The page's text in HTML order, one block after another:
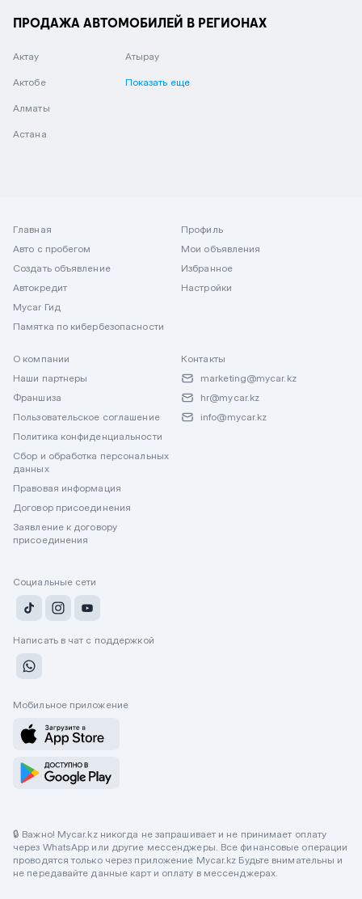
ПРОДАЖА АВТОМОБИЛЕЙ В РЕГИОНАХ
Актау
Актобе
Алматы
Астана
Атырау
Показать еще
Главная
Авто с пробегом
Создать объявление
Автокредит
Mycar Гид
Памятка по кибербезопасности
Профиль
Мои объявления
Избранное
Настройки
О компании
Наши партнеры
Франшиза
Пользовательское соглашение
Политика конфиденциальности
Сбор и обработка персональных
данных
Правовая информация
Договор присоединения
Заявление к договору
присоединения
Контакты
marketing@mycar.kz
hr@mycar.kz
info@mycar.kz
Социальные сети
Написать в чат с поддержкой
Мобильное приложение
🔒 Важно! Mycar.kz никогда не запрашивает и не принимает оплату
через WhatsApp или другие мессенджеры. Все финансовые операции
проводятся только через приложение Mycar.kz Будьте внимательны и
не передавайте данные карт и оплату в мессенджерах.